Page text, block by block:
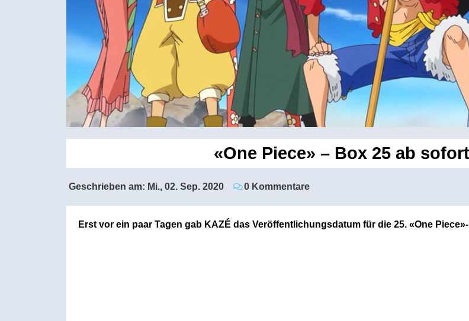
«One Piece» – Box 25 ab
Geschrieben am: Mi., 02. Sep. 2020 0 Kommentare
Erst vor ein paar Tagen gab KAZÉ das Veröffentlichungsdatum für die 25. «One